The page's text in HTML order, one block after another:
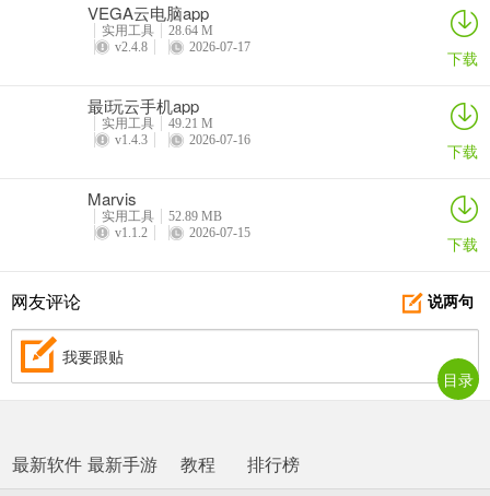
VEGA云电脑app
实用工具
28.64 M
v2.4.8
2026-07-17 下载
最i玩云手机app
实用工具
49.21 M
v1.4.3
2026-07-16 下载
Marvis
实用工具
52.89 MB
v1.1.2
2026-07-15 下载
说两句
网友评论
我要跟贴
最新软件 最新手游 教程 排行榜
目录